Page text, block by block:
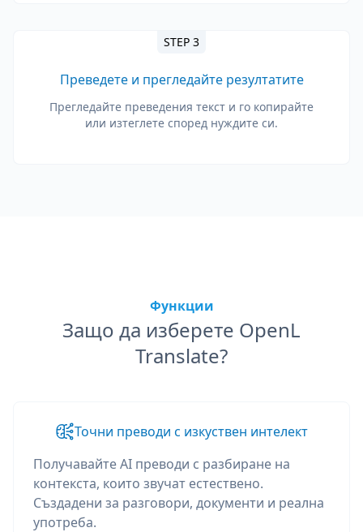
STEP 3
Преведете и прегледайте резултатите
Прегледайте преведения текст и го копирайте
или изтеглете според нуждите си.
Функции
Защо да изберете OpenL
Translate?
Точни преводи с изкуствен интелект
Получавайте AI преводи с разбиране на
контекста, които звучат естествено.
Създадени за разговори, документи и реална
употреба.